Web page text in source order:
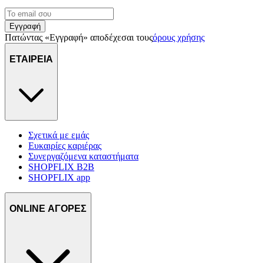
Εγγραφή
Πατώντας «Εγγραφή» αποδέχεσαι τουςόρους χρήσης
ΕΤΑΙΡΕΙΑ
Σχετικά με εμάς
Ευκαιρίες καριέρας
Συνεργαζόμενα καταστήματα
SHOPFLIX B2B
SHOPFLIX app
ONLINE ΑΓΟΡΕΣ